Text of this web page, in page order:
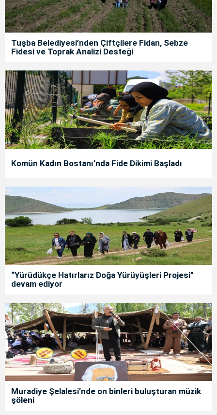
Tuşba Belediyesi’nden Çiftçilere Fidan, Sebze
Fidesi ve Toprak Analizi Desteği
Komün Kadın Bostanı’nda Fide Dikimi Başladı
“Yürüdükçe Hatırlarız Doğa Yürüyüşleri Projesi”
devam ediyor
Muradiye Şelalesi’nde on binleri buluşturan müzik
şöleni